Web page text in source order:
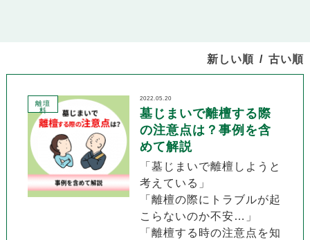
新しい順 古い順
離壇
料
2022.05.20
墓じまいで離檀する際
の注意点は？事例を含
めて解説
「墓じまいで離檀しようと
考えている」
「離檀の際にトラブルが起
こらないのか不安…」
「離檀する時の注意点を知